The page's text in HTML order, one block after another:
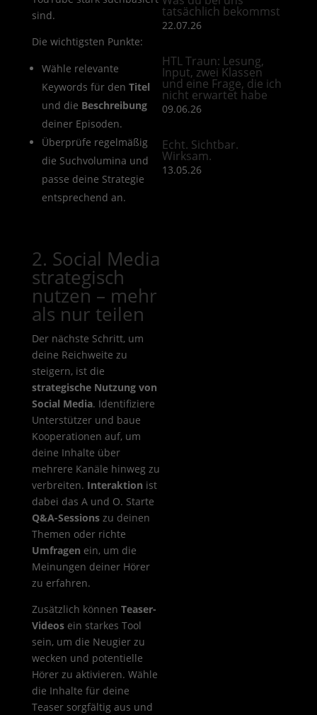
sind.
Die wichtigsten Punkte:
Wähle relevante
Keywords für den Titel
und die Beschreibung
deiner Episoden.
Überprüfe regelmäßig
die Suchvolumina und
passe deine Strategie
entsprechend an.
2. Social Media
strategisch
nutzen – mehr
als nur teilen
Der nächste Schritt, um
deine Reichweite zu
steigern, ist die
strategische Nutzung von
Social Media. Identifiziere
Unterstützer und baue
Kooperationen auf, um
deine Inhalte über
mehrere Kanäle hinweg zu
verbreiten. Interaktion ist
dabei das A und O. Starte
Q&A-Sessionszu deinen
Themen oder richte
Umfragen ein, um die
Meinungen deiner Hörer
zu erfahren.
Zusätzlich können Teaser-
Videosein starkes Tool
sein, um die Neugier zu
wecken und potentielle
Hörer zu aktivieren. Wähle
die Inhalte für deine
Teaser sorgfältig aus und
tatsächlich bekommst
22.07.26
HTL Traun: Lesung,
Input, zwei Klassen
und eine Frage, die ich
nicht erwartet habe
09.06.26
Echt. Sichtbar.
Wirksam.
13.05.26